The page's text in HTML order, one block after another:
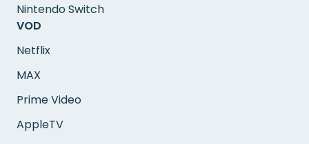
Nintendo Switch
VOD
Netflix
MAX
Prime Video
AppleTV